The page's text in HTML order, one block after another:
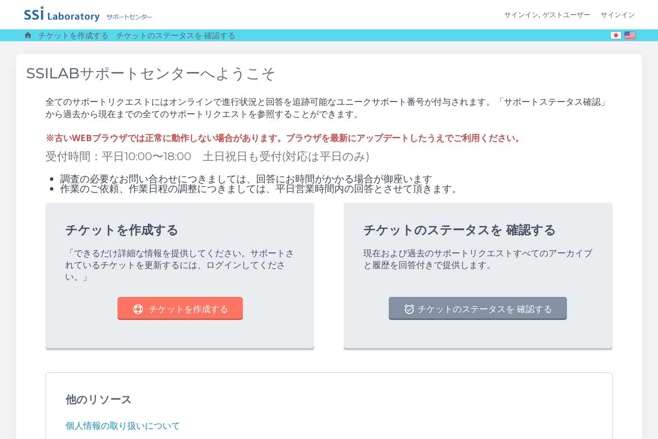
サインイン, ゲストユーザー サインイン
チケットを作成する チケットのステータスを 確認する
SSILABサポートセンターへようこそ
全てのサポートリクエストにはオンラインで進行状況と回答を追跡可能なユニークサポート番号が付与されます。「サポートステータス確認」
から過去から現在までの全てのサポートリクエストを参照することができます。
※古いWEBブラウザでは正常に動作しない場合があります。ブラウザを最新にアップデートしたうえでご利用ください。
受付時間：平日10:00〜18:00 土日祝日も受付(対応は平日のみ)
調査の必要なお問い合わせにつきましては、回答にお時間がかかる場合が御座います
作業のご依頼、作業日程の調整につきましては、平日営業時間内の回答とさせて頂きます。
チケットを作成する
「できるだけ詳細な情報を提供してください。サポートさ
れているチケットを更新するには、ログインしてくださ
い。」
チケットを作成する
チケットのステータスを 確認する
現在および過去のサポートリクエストすべてのアーカイブ
と履歴を回答付きで提供します。
チケットのステータスを 確認する
他のリソース
個人情報の取り扱いについて